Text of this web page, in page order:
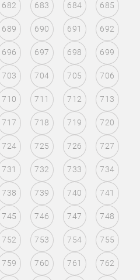
682 683 684 685
689 690 691 692
696 697 698 699
703 704 705 706
710 711 712 713
717 718 719 720
724 725 726 727
731 732 733 734
738 739 740 741
745 746 747 748
752 753 754 755
759 760 761 762